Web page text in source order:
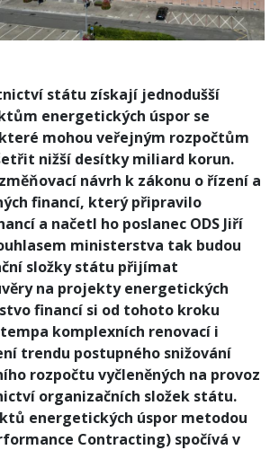
státu získají jednodušší
energetických úspor se
které mohou veřejným rozpočtům
nižší desítky miliard korun.
návrh k zákonu o řízení a
financí, který připravilo
a načetl ho poslanec ODS Jiří
ministerstva tak budou
složky státu přijímat
na projekty energetických
financí si od tohoto kroku
komplexních renovací i
trendu postupného snižování
rozpočtu vyčleněných na provoz
organizačních složek státu.
energetických úspor metodou
Contracting) spočívá v